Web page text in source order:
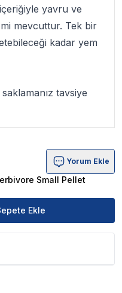
yavru ve
mevcuttur. Tek bir
kadar yem
tavsiye
Pellet 1000ml 360gr
Yorum Ekle
Small Pellet
Ekle